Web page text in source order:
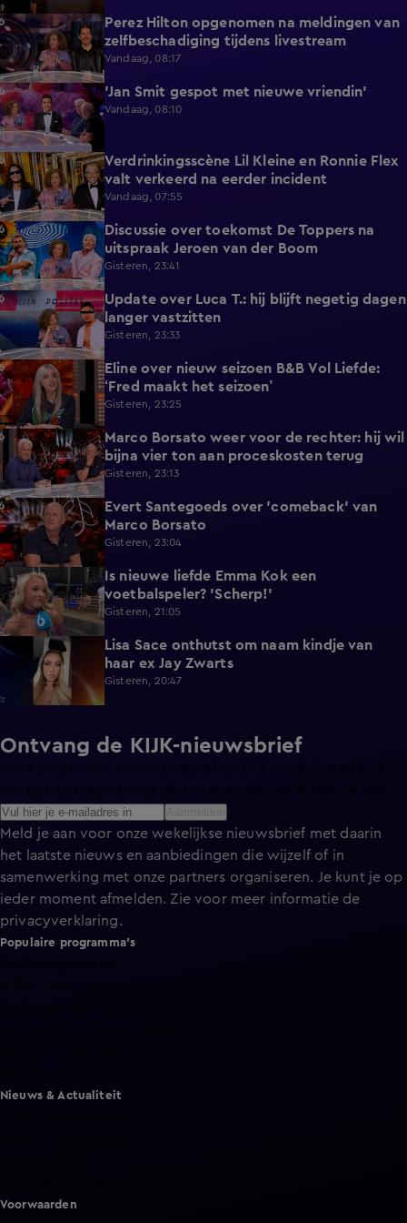
3:42
Perez Hilton opgenomen na meldingen van
zelfbeschadiging tijdens livestream
Vandaag, 08:17
1:42 'Jan Smit gespot met nieuwe vriendin'
Vandaag, 08:10
4:12
Verdrinkingsscène Lil Kleine en Ronnie Flex
valt verkeerd na eerder incident
Vandaag, 07:55
1:48
Discussie over toekomst De Toppers na
uitspraak Jeroen van der Boom
Gisteren, 23:41
1:34
Update over Luca T.: hij blijft negetig dagen
langer vastzitten
Gisteren, 23:33
3:33
Eline over nieuw seizoen B&B Vol Liefde:
‘Fred maakt het seizoen’
Gisteren, 23:25
3:32
Marco Borsato weer voor de rechter: hij wil
bijna vier ton aan proceskosten terug
Gisteren, 23:13
8:57
Evert Santegoeds over 'comeback' van
Marco Borsato
Gisteren, 23:04
0:38
Is nieuwe liefde Emma Kok een
voetbalspeler? 'Scherp!'
Gisteren, 21:05
0:14
Lisa Sace onthutst om naam kindje van
haar ex Jay Zwarts
Gisteren, 20:47
Ontvang de KIJK-nieuwsbrief
Meld je aan voor de nieuwsbrief en blijf op de hoogte van
Meld je aan voor onze wekelijkse nieuwsbrief met daarin
het laatste nieuws en aanbiedingen die wijzelf of in
samenwerking met onze partners organiseren. Je kunt je op
ieder moment afmelden. Zie voor meer informatie de
privacyverklaring.
Populaire programma's
Nieuws & Actualiteit
Voorwaarden